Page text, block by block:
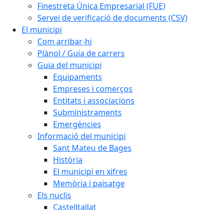
Finestreta Única Empresarial (FUE)
Servei de verificació de documents (CSV)
El municipi
Com arribar-hi
Plànol / Guia de carrers
Guia del municipi
Equipaments
Empreses i comerços
Entitats i associacions
Subministraments
Emergències
Informació del municipi
Sant Mateu de Bages
Història
El municipi en xifres
Memòria i paisatge
Els nuclis
Castelltallat